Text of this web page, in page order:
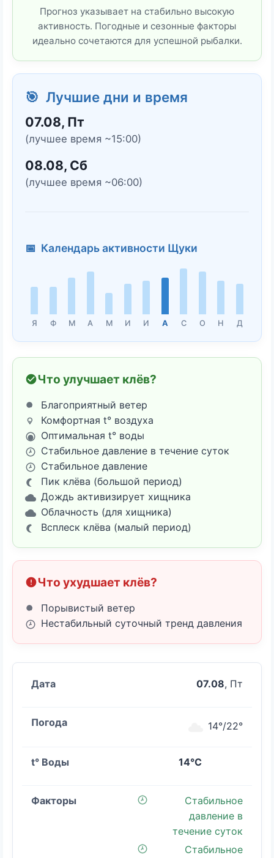
Прогноз указывает на стабильно высокую
активность. Погодные и сезонные факторы
идеально сочетаются для успешной рыбалки.
🎯 Лучшие дни и время
07.08, Пт
(лучшее время ~15:00)
08.08, Сб
(лучшее время ~06:00)
📅 Календарь активности Щуки
Я Ф М А М И И А С О Н Д
Что улучшает клёв?
Благоприятный ветер
Комфортная t° воздуха
Оптимальная t° воды
Стабильное давление в течение суток
Стабильное давление
Пик клёва (большой период)
Дождь активизирует хищника
Облачность (для хищника)
Всплеск клёва (малый период)
Что ухудшает клёв?
Порывистый ветер
Нестабильный суточный тренд давления
07.08, Пт
14°/22°
14°C
Стабильное
давление в
течение суток
Стабильное